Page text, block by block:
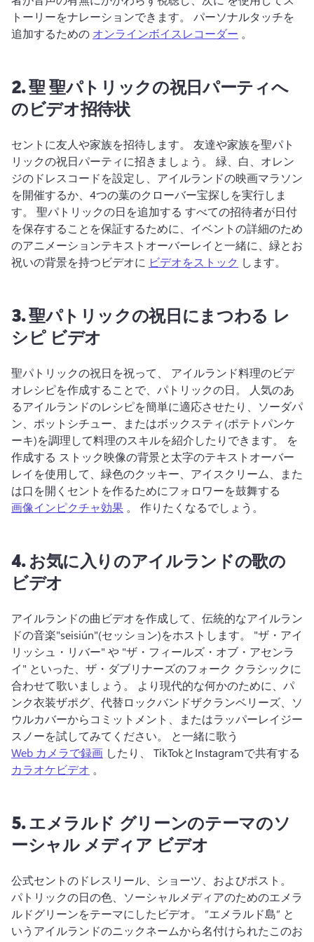
トーリーをナレーションできます。 パーソナルタッチを
追加するための オンラインボイスレコーダー 。
2.聖聖パトリックの祝日パーティへ
のビデオ招待状
セントに友人や家族を招待します。 友達や家族を聖パト
リックの祝日パーティに招きましょう。 緑、白、オレン
ジのドレスコードを設定し、アイルランドの映画マラソン
を開催するか、4つの葉のクローバー宝探しを実行しま
す。 聖パトリックの日を追加する すべての招待者が日付
を保存することを保証するために、イベントの詳細のため
のアニメーションテキストオーバーレイと一緒に、緑とお
祝いの背景を持つビデオに ビデオをストック します。
3.聖パトリックの祝日にまつわる レ
シピ ビデオ
聖パトリックの祝日を祝って、 アイルランド料理のビデ
オレシピを作成することで、パトリックの日。
人気のあ
るアイルランドのレシピを簡単に適応させたり、ソーダパ
ン、ポットシチュー、またはボックスティ(ポテトパンケ
ーキ)を調理して料理のスキルを紹介したりできます。 を
作成する ストック映像の背景と太字のテキストオーバー
レイを使用して、緑色のクッキー、アイスクリーム、また
は口を開くセントを作るためにフォロワーを鼓舞する
画像インピクチャ効果 。 作りたくなるでしょう。
4.お気に入りのアイルランドの歌の
ビデオ
アイルランドの曲ビデオを作成して、伝統的なアイルラン
ドの音楽"seisiún"(セッション)をホストします。 "ザ・アイ
リッシュ・リバー" や "ザ・フィールズ・オブ・アセンラ
イ" といった、ザ・ダブリナーズのフォーク クラシックに
合わせて歌いましょう。 より現代的な何かのために、パ
ンク衣装ザポグ、代替ロックバンドザクランベリーズ、ソ
ウルカバーからコミットメント、またはラッパーレイジー
スノーを試してみてください。 と一緒に歌う
Web カメラで録画 したり、 TikTokとInstagramで共有する
カラオケビデオ 。
5.エメラルド グリーンのテーマのソ
ーシャル メディア ビデオ
パトリックの日の色、ソーシャルメディアのためのエメラ
ルドグリーンをテーマにしたビデオ。 ”エメラルド島” と
いうアイルランドのニックネームから名付けられたこのお